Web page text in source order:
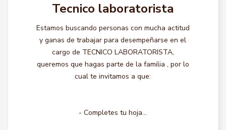
Tecnico laboratorista
Estamos buscando personas con mucha actitud
y ganas de trabajar para desempeñarse en el
cargo de TECNICO LABORATORISTA,
queremos que hagas parte de la familia , por lo
cual te invitamos a que:
- Completes tu hoja...